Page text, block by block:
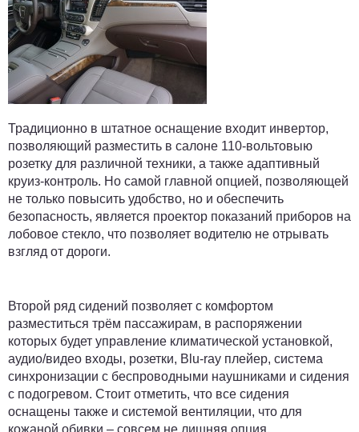
Традиционно в штатное оснащение входит инвертор,
позволяющий разместить в салоне 110-вольтовыю
розетку для различной техники, а также адаптивный
круиз-контроль. Но самой главной опцией, позволяющей
не только повысить удобство, но и обеспечить
безопасность, является проектор показаний приборов на
лобовое стекло, что позволяет водителю не отрывать
взгляд от дороги.
Второй ряд сидений позволяет с комфортом
разместиться трём пассажирам, в распоряжении
которых будет управление климатической установкой,
аудио/видео входы, розетки, Blu-ray плейер, система
синхронизации с беспроводными наушниками и сидения
с подогревом. Стоит отметить, что все сидения
оснащены также и системой вентиляции, что для
кожаной обивки – совсем не лишняя опция.